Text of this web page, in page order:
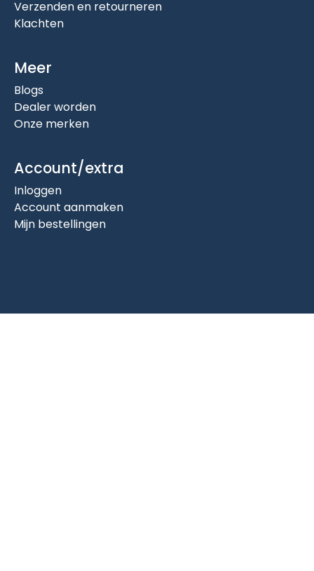
Verzenden en retourneren
Klachten
Meer
Blogs
Dealer worden
Onze merken
Account/extra
Inloggen
Account aanmaken
Mijn bestellingen